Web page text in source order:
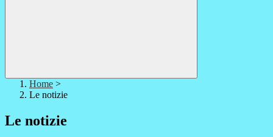
Home >
Le notizie
Le notizie